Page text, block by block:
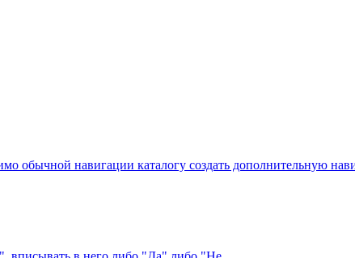
обычной навигации каталогу создать дополнительную